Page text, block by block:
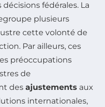
décisions fédérales. La
plusieurs
cette volonté de
Par ailleurs, ces
préoccupations
de
des ajustements aux
internationales,